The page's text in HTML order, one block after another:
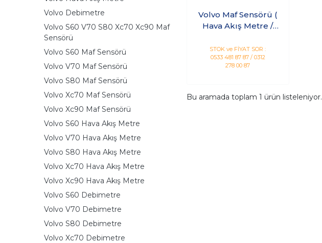
Volvo Debimetre
Volvo S60 V70 S80 Xc70 Xc90 Maf
Sensörü
Volvo S60 Maf Sensörü
Volvo V70 Maf Sensörü
Volvo S80 Maf Sensörü
Volvo Xc70 Maf Sensörü
Volvo Xc90 Maf Sensörü
Volvo S60 Hava Akış Metre
Volvo V70 Hava Akış Metre
Volvo S80 Hava Akış Metre
Volvo Xc70 Hava Akış Metre
Volvo Xc90 Hava Akış Metre
Volvo S60 Debimetre
Volvo V70 Debimetre
Volvo S80 Debimetre
Volvo Xc70 Debimetre
Volvo Maf Sensörü (
Hava Akış Metre /
STOK ve FİYAT SOR :
0533 481 87 87 / 0312
278 00 87
Bu aramada toplam 1 ürün listeleniyor.